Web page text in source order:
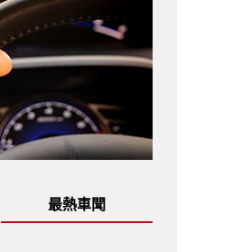
最熱車聞